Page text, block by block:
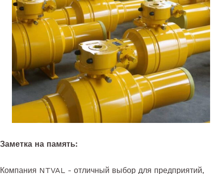
Заметка на память:
Компания NTVAL - отличный выбор для предприятий,